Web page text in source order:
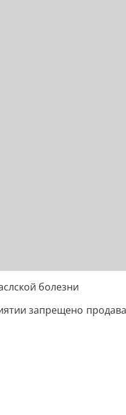
болезни
запрещено